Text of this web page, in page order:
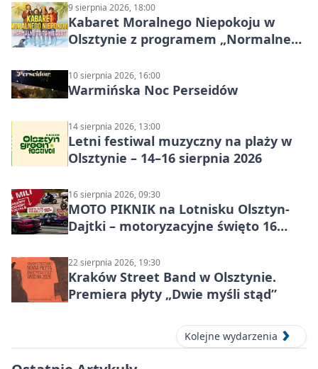
9 sierpnia 2026, 18:00
Kabaret Moralnego Niepokoju w
Olsztynie z programem „Normalne
10 sierpnia 2026, 16:00
Warmińska Noc Perseidów
14 sierpnia 2026, 13:00
Letni festiwal muzyczny na plaży w
Olsztynie – 14–16 sierpnia 2026
16 sierpnia 2026, 09:30
MOTO PIKNIK na Lotnisku Olsztyn-
Dajtki – motoryzacyjne święto 16
22 sierpnia 2026, 19:30
Kraków Street Band w Olsztynie.
Premiera płyty „Dwie myśli stąd”
Kolejne wydarzenia